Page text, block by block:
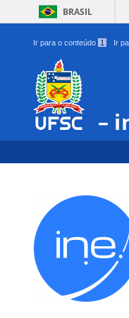
BRASIL
Ir para o conteúdo 1 Ir
–